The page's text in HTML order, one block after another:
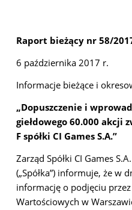
Raport bieżący nr 58/
6 października 2017 r.
Informacje bieżące i
„Dopuszczenie i
giełdowego 60.000 akcji
F spółki CI Games S.A.”
Zarząd Spółki CI Games
(„Spółka”) informuje, że w
informację o podjęciu
Wartościowych w